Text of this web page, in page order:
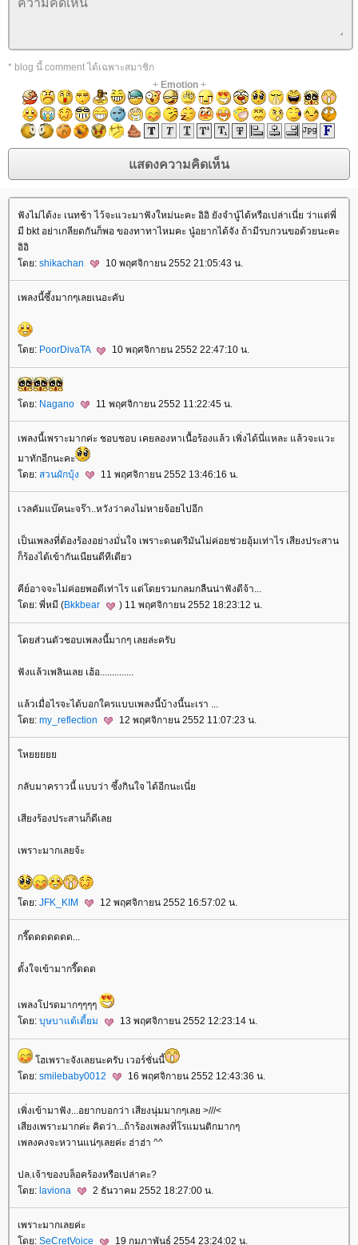
* blog นี้ comment ได้เฉพาะสมาชิก
+ Emotion+
ฟังไม่ได้งะ เนทช้า ไว้จะแวะมาฟังใหม่นะคะ อิอิ ยังจำนู๋ได้หรือเปล่าเนี่ย ว่าแต่พี่
มี bkt อย่าเกลียดกันก็พอ ของทาทาไหมคะ นู๋อยากได้จัง ถ้ามีรบกวนขอด้วยนะคะ
อิอิ
ดย: shikachan 10 พฤศจิกายน 2552 21:05:43 น.
เพลงนี้ซึ้งมากๆเลยเนอะคับ
ดย: PoorDivaTA 10 พฤศจิกายน 2552 22:47:10 น.
ดย: Nagano 11 พฤศจิกายน 2552 11:22:45 น.
เพลงนี้เพราะมากค่ะ ชอบชอบ เคยลองหาเนื้อร้องแล้ว เพิ่งได้นี่แหละ แล้วจะแวะ
มาทักอีกนะคะ
ดย: สวนผักบุ้ง 11 พฤศจิกายน 2552 13:46:16 น.
เวลคัมแบ๊คนะจร๊า..หวังว่าคงไม่หายจ้อยไปอีก
เป็นเพลงที่ต้องร้องอย่างมั่นใจ เพราะดนตรีมันไม่ค่อยช่วยอุ้มเท่าไร เสียงประสาน
ก็ร้องได้เข้ากันเนียนดีทีเดียว
คีย์อาจจะไม่ค่อยพอดีเท่าไร แต่โดยรวมกลมกลืนน่าฟังดีจ้า...
ดย: พี่หมี (Bkkbear ) 11 พฤศจิกายน 2552 18:23:12 น.
ดยส่วนตัวชอบเพลงนี้มากๆ เลยล่ะครับ
ฟังแล้วเพลินเลย เฮ้อ..............
ล้วเมื่อไรจะได้บอกใครแบบเพลงนี้บ้างนี้นะเรา ...
ดย: my_reflection 12 พฤศจิกายน 2552 11:07:23 น.
ห
กลับมาคราวนี้ แบบว่า ซึ้งกินใจ ได้อีกนะเนี่
เสียงร้องประสานก็ดีเล
เพราะมากเลยจ้ะ
ดย: JFK_KIM 12 พฤศจิกายน 2552 16:57:02 น.
กรี๊ดดดดดดด...
ตั้งใจเข้ามากรี๊ดดด
เพลงโปรดมากๆๆๆๆ
ดย: บุษบาแต้เตี้ยม 13 พฤศจิกายน 2552 12:23:14 น.
ฮเพราะจังเลยนะครับ เวอร์ชั่นนี้
ดย: smilebaby0012 16 พฤศจิกายน 2552 12:43:36 น.
เพิ่งเข้ามาฟัง...อยากบอกว่า เสียงนุ่มมากๆเลย >///<
เสียงเพราะมากค่ะ คิดว่า...ถ้าร้องเพลงที่โรแมนติกมากๆ
เพลงคงจะหวานแน่ๆเลยค่ะ ฮ่าฮ่า ^^
ปล.เจ้าของบล็อคร้องหรือเปล่าคะ?
ดย: laviona 2 ธันวาคม 2552 18:27:00 น.
เพราะมากเลยค่ะ
ดย: SeCretVoice 19 กุมภาพันธ์ 2554 23:24:02 น.